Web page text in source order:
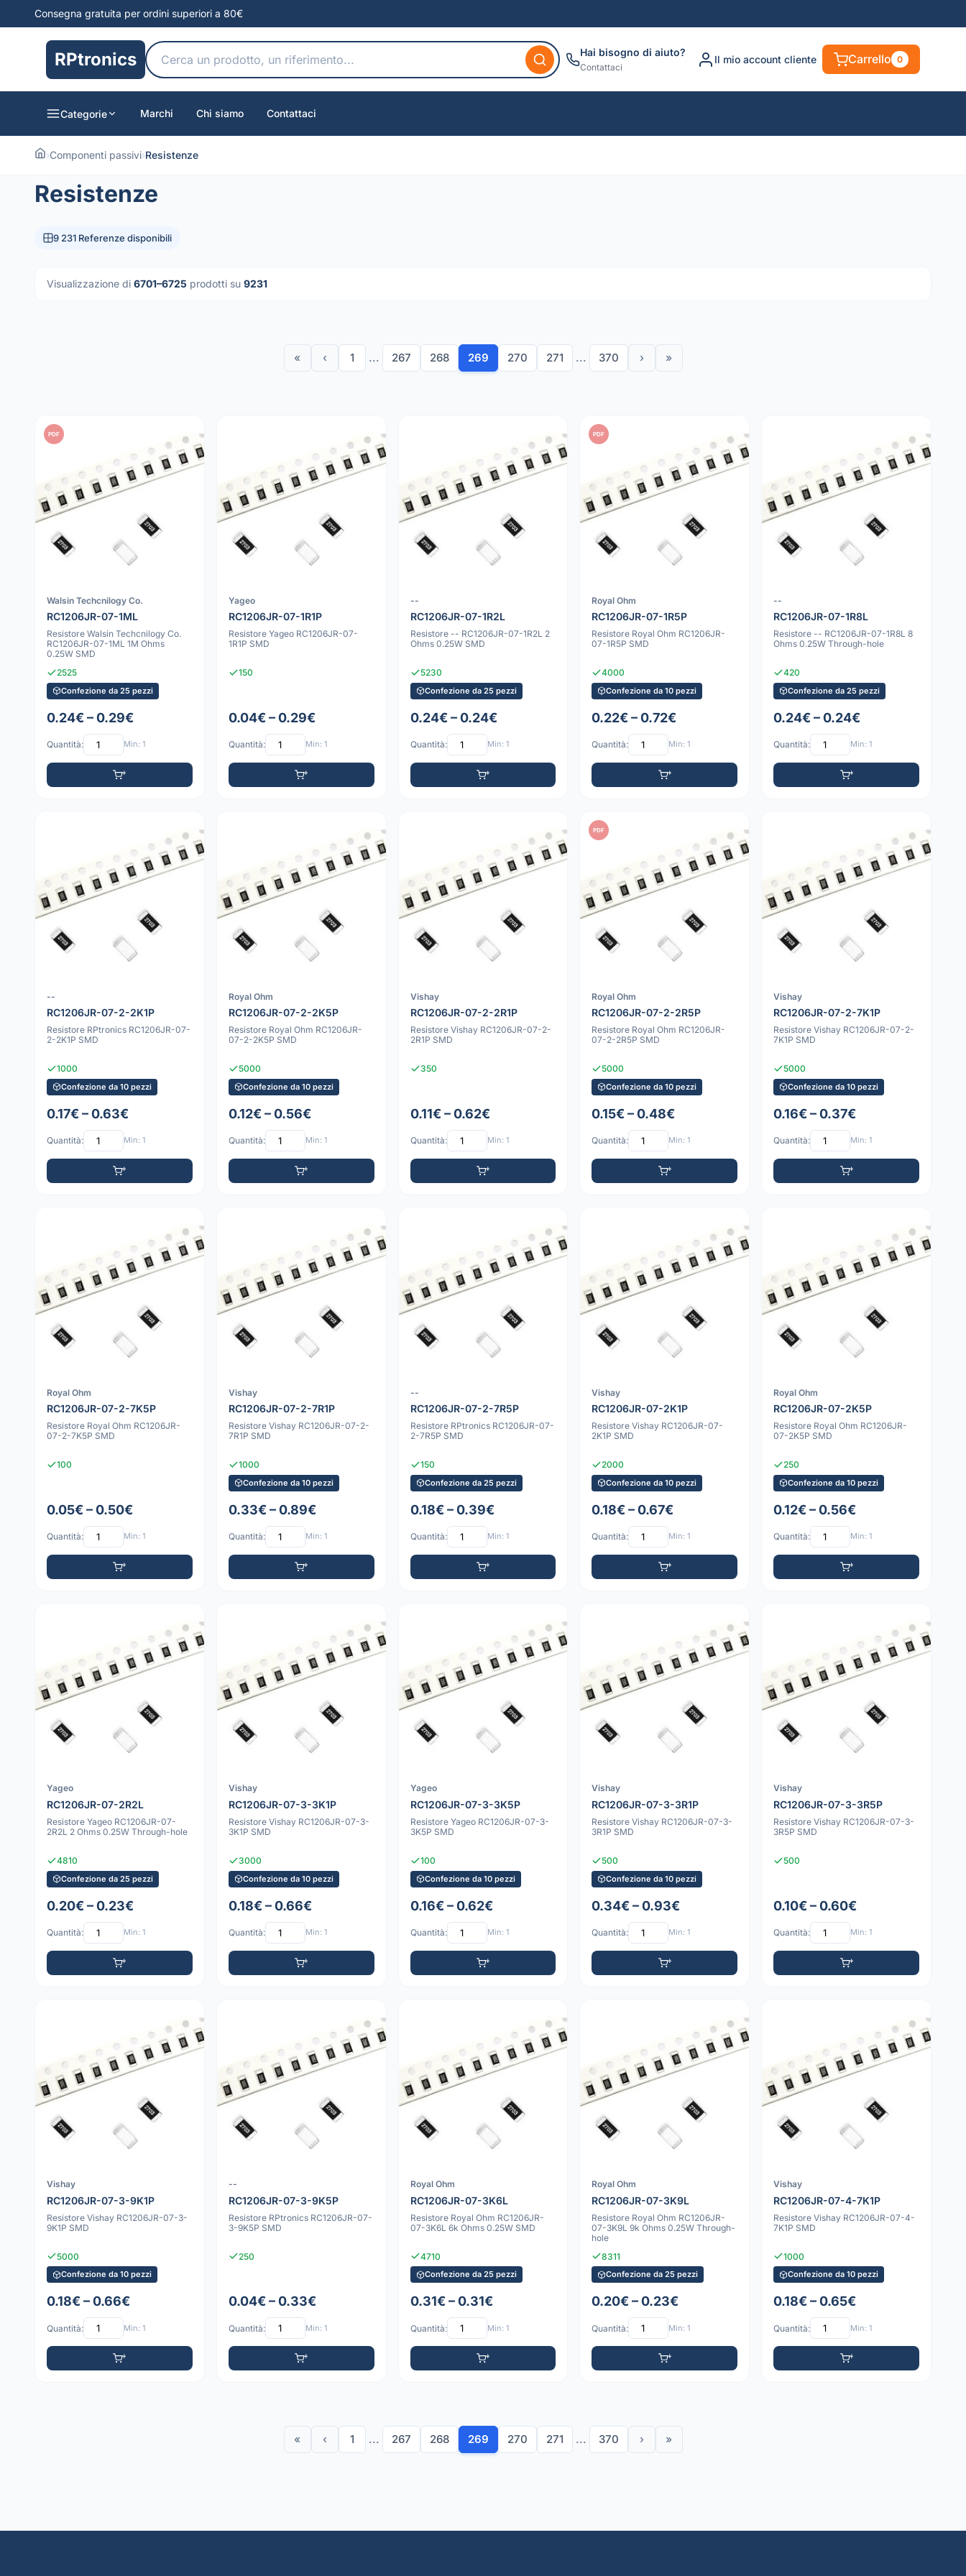
Consegna gratuita per ordini superiori a 80€
RPtronics Hai bisogno di aiuto?
Contattaci
Il mio account cliente Carrello 0
Categorie Marchi Chi siamo Contattaci
›Componenti passivi›Resistenze
Resistenze
9 231 Referenze disponibili
Visualizzazione di 6701–6725 prodotti su 9231
« ‹ 1 ... 267 268 269 270 271 ... 370 › »
PDF
Walsin Techcnilogy Co.
RC1206JR-07-1ML
Resistore Walsin Techcnilogy Co.
RC1206JR-07-1ML 1M Ohms
0.25W SMD
2525
Confezione da 25 pezzi
0.24€ – 0.29€
Quantità: Min: 1
Yageo
RC1206JR-07-1R1P
Resistore Yageo RC1206JR-07-
1R1P SMD
150
0.04€ – 0.29€
Quantità: Min: 1
--
RC1206JR-07-1R2L
Resistore -- RC1206JR-07-1R2L 2
Ohms 0.25W SMD
5230
Confezione da 25 pezzi
0.24€ – 0.24€
Quantità: Min: 1
PDF
Royal Ohm
RC1206JR-07-1R5P
Resistore Royal Ohm RC1206JR-
07-1R5P SMD
4000
Confezione da 10 pezzi
0.22€ – 0.72€
Quantità: Min: 1
--
RC1206JR-07-1R8L
Resistore -- RC1206JR-07-1R8L 8
Ohms 0.25W Through-hole
420
Confezione da 25 pezzi
0.24€ – 0.24€
Quantità: Min: 1
--
RC1206JR-07-2-2K1P
Resistore RPtronics RC1206JR-07-
2-2K1P SMD
1000
Confezione da 10 pezzi
0.17€ – 0.63€
Quantità: Min: 1
Royal Ohm
RC1206JR-07-2-2K5P
Resistore Royal Ohm RC1206JR-
07-2-2K5P SMD
5000
Confezione da 10 pezzi
0.12€ – 0.56€
Quantità: Min: 1
Vishay
RC1206JR-07-2-2R1P
Resistore Vishay RC1206JR-07-2-
2R1P SMD
350
0.11€ – 0.62€
Quantità: Min: 1
PDF
Royal Ohm
RC1206JR-07-2-2R5P
Resistore Royal Ohm RC1206JR-
07-2-2R5P SMD
5000
Confezione da 10 pezzi
0.15€ – 0.48€
Quantità: Min: 1
Vishay
RC1206JR-07-2-7K1P
Resistore Vishay RC1206JR-07-2-
7K1P SMD
5000
Confezione da 10 pezzi
0.16€ – 0.37€
Quantità: Min: 1
Royal Ohm
RC1206JR-07-2-7K5P
Resistore Royal Ohm RC1206JR-
07-2-7K5P SMD
100
0.05€ – 0.50€
Quantità: Min: 1
Vishay
RC1206JR-07-2-7R1P
Resistore Vishay RC1206JR-07-2-
7R1P SMD
1000
Confezione da 10 pezzi
0.33€ – 0.89€
Quantità: Min: 1
--
RC1206JR-07-2-7R5P
Resistore RPtronics RC1206JR-07-
2-7R5P SMD
150
Confezione da 25 pezzi
0.18€ – 0.39€
Quantità: Min: 1
Vishay
RC1206JR-07-2K1P
Resistore Vishay RC1206JR-07-
2K1P SMD
2000
Confezione da 10 pezzi
0.18€ – 0.67€
Quantità: Min: 1
Royal Ohm
RC1206JR-07-2K5P
Resistore Royal Ohm RC1206JR-
07-2K5P SMD
250
Confezione da 10 pezzi
0.12€ – 0.56€
Quantità: Min: 1
Yageo
RC1206JR-07-2R2L
Resistore Yageo RC1206JR-07-
2R2L 2 Ohms 0.25W Through-hole
4810
Confezione da 25 pezzi
0.20€ – 0.23€
Quantità: Min: 1
Vishay
RC1206JR-07-3-3K1P
Resistore Vishay RC1206JR-07-3-
3K1P SMD
3000
Confezione da 10 pezzi
0.18€ – 0.66€
Quantità: Min: 1
Yageo
RC1206JR-07-3-3K5P
Resistore Yageo RC1206JR-07-3-
3K5P SMD
100
Confezione da 10 pezzi
0.16€ – 0.62€
Quantità: Min: 1
Vishay
RC1206JR-07-3-3R1P
Resistore Vishay RC1206JR-07-3-
3R1P SMD
500
Confezione da 10 pezzi
0.34€ – 0.93€
Quantità: Min: 1
Vishay
RC1206JR-07-3-3R5P
Resistore Vishay RC1206JR-07-3-
3R5P SMD
500
0.10€ – 0.60€
Quantità: Min: 1
Vishay
RC1206JR-07-3-9K1P
Resistore Vishay RC1206JR-07-3-
9K1P SMD
5000
Confezione da 10 pezzi
0.18€ – 0.66€
Quantità: Min: 1
--
RC1206JR-07-3-9K5P
Resistore RPtronics RC1206JR-07-
3-9K5P SMD
250
0.04€ – 0.33€
Quantità: Min: 1
Royal Ohm
RC1206JR-07-3K6L
Resistore Royal Ohm RC1206JR-
07-3K6L 6k Ohms 0.25W SMD
4710
Confezione da 25 pezzi
0.31€ – 0.31€
Quantità: Min: 1
Royal Ohm
RC1206JR-07-3K9L
Resistore Royal Ohm RC1206JR-
07-3K9L 9k Ohms 0.25W Through-
hole
8311
Confezione da 25 pezzi
0.20€ – 0.23€
Quantità: Min: 1
Vishay
RC1206JR-07-4-7K1P
Resistore Vishay RC1206JR-07-4-
7K1P SMD
1000
Confezione da 10 pezzi
0.18€ – 0.65€
Quantità: Min: 1
« ‹ 1 ... 267 268 269 270 271 ... 370 › »